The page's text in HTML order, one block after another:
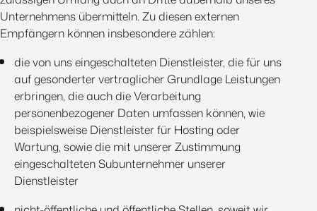
Unternehmens übermitteln. Zu diesen externen
Empfängern können insbesondere zählen:
die von uns eingeschalteten Dienstleister, die für uns
auf gesonderter vertraglicher Grundlage Leistungen
erbringen, die auch die Verarbeitung
personenbezogener Daten umfassen können, wie
beispielsweise Dienstleister für Hosting oder
Wartung, sowie die mit unserer Zustimmung
eingeschalteten Subunternehmer unserer
Dienstleister